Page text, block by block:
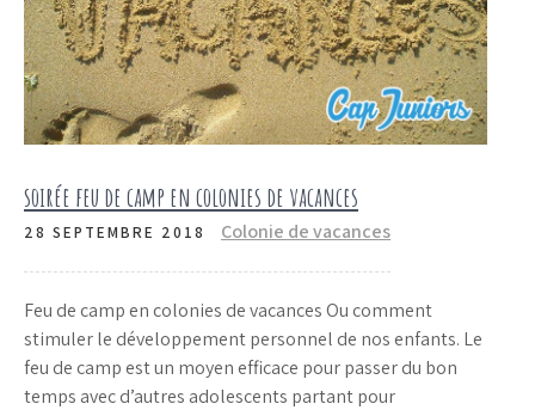
soirée feu de camp en colonies de vacances
28 SEPTEMBRE 2018 Colonie de vacances
Feu de camp en colonies de vacances Ou comment
stimuler le développement personnel de nos enfants. Le
feu de camp est un moyen efficace pour passer du bon
temps avec d’autres adolescents partant pour